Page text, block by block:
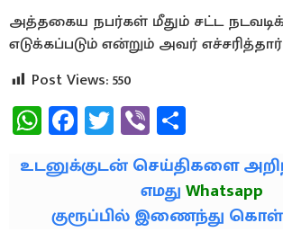
அத்தகைய நபர்கள் மீதும் சட்ட
எடுக்கப்படும் என்றும் அவர்
Post Views:550
WhatsApp
Facebook
Twitter
Viber
உடனுக்குடன் செய்திகளை
எமதுWhatsapp
குரூப்பில் இணைந்து